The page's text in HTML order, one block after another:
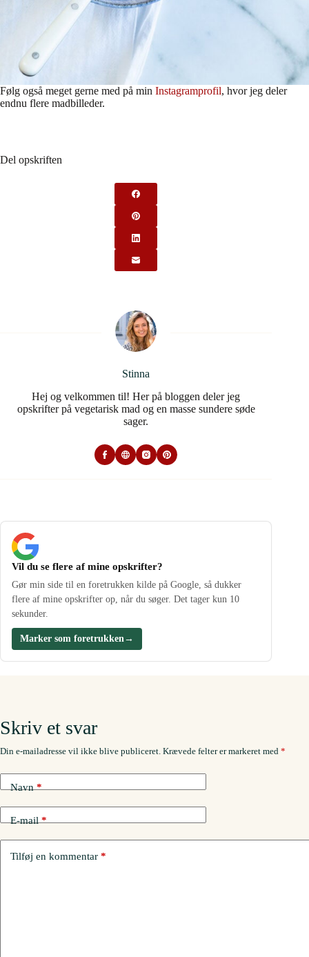
Følg også meget gerne med på min Instagramprofil, hvor jeg deler
endnu flere madbilleder.
Del opskriften
Stinna
Hej og velkommen til! Her på bloggen deler jeg
opskrifter på vegetarisk mad og en masse sundere søde
sager.
Vil du se flere af mine opskrifter?
Gør min side til en foretrukken kilde på Google, så dukker
flere af mine opskrifter op, når du søger. Det tager kun 10
sekunder.
Marker som foretrukken →
Skriv et svar
Din e-mailadresse vil ikke blive publiceret. Krævede felter er markeret med *
Navn*
E-mail*
Tilføj en kommentar *